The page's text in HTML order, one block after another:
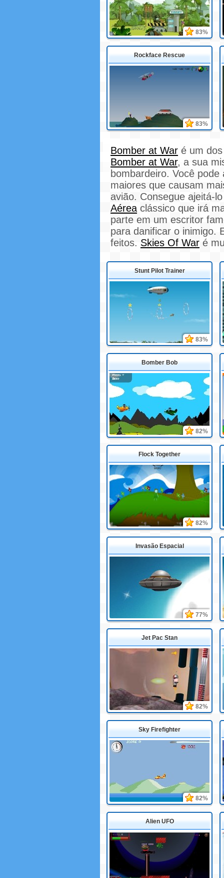
83%
Rockface Rescue
83%
Bomber at War é um
Bomber at War, a sua
bombardeiro. Você
maiores que causam
avião. Consegue ajeitá-
Aérea clássico que irá
parte em um escritor
para danificar o inimigo.
feitos. Skies Of War é
Stunt Pilot Trainer
83%
Bomber Bob
82%
Flock Together
82%
Invasão Espacial
77%
Jet Pac Stan
82%
Sky Firefighter
82%
Alien UFO